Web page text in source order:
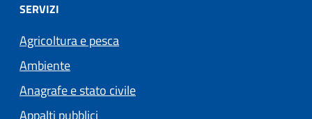
SERVIZI
Agricoltura e pesca
Ambiente
Anagrafe e stato civile
Appalti pubblici